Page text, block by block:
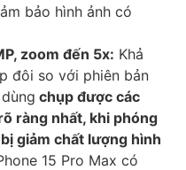
bảo hình ảnh có
zoom đến 5x: Khả
đôi so với phiên bản
chụp được các
ràng nhất, khi phóng
giảm chất lượng hình
15 Pro Max có